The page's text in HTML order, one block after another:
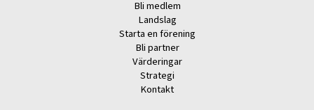
Bli medlem
Landslag
Starta en förening
Bli partner
Värderingar
Strategi
Kontakt